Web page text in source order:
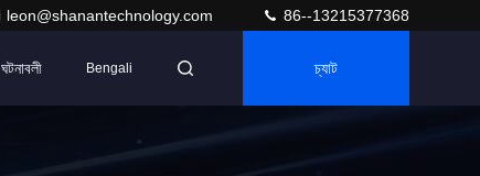
leon@shanantechnology.com 86--13215377368
ঘটনাবলী Bengali চ্যাট